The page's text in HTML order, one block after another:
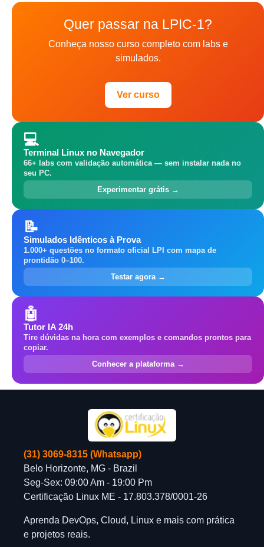
Quer passar na LPIC-1?
Conheça nosso curso completo com labs e
simulados.
Ver curso
💻
Terminal Linux no Navegador
66+ labs com validação automática — sem instalar nada no
seu PC.
Experimentar grátis →
📝
Simulados Idênticos à Prova
1.000+ questões no formato oficial LPI com mapa de
prontidão 0–100.
Testar agora →
🤖
Tutor IA 24h
Tire dúvidas na hora com exemplos e comandos prontos para
copiar.
Conhecer a plataforma →
(31) 3069-8315 (Whatsapp)
Belo Horizonte, MG - Brazil
Seg-Sex: 09:00 Am - 19:00 Pm
Certificação Linux ME - 17.803.378/0001-26
Aprenda DevOps, Cloud, Linux e mais com prática
e projetos reais.